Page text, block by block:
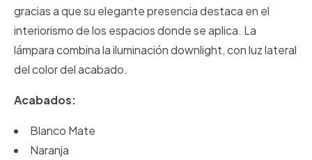
gracias a que su elegante presencia destaca en el
interiorismo de los espacios donde se aplica. La
lámpara combina la iluminación downlight, con luz lateral
del color del acabado.
Acabados:
Blanco Mate
Naranja